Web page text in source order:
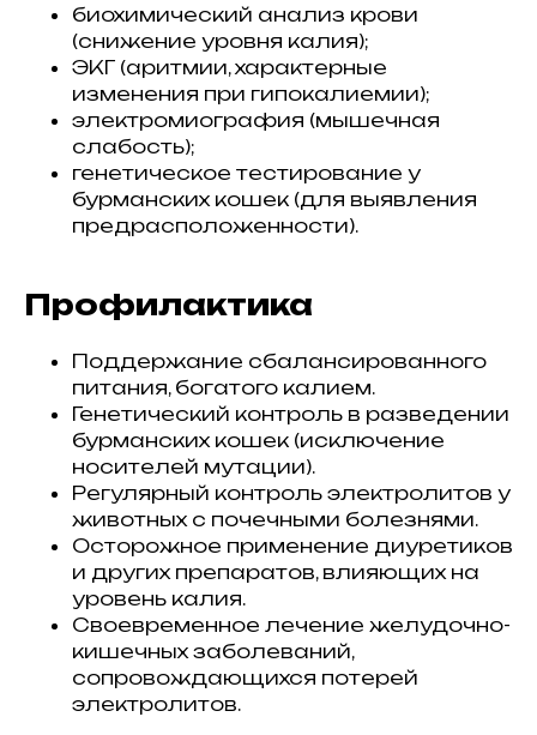
биохимический анализ крови
(снижение уровня калия);
ЭКГ (аритмии, характерные
изменения при гипокалиемии);
электромиография (мышечная
слабость);
генетическое тестирование у
бурманских кошек (для выявления
предрасположенности).
Профилактика
Поддержание сбалансированного
питания, богатого калием.
Генетический контроль в разведении
бурманских кошек (исключение
носителей мутации).
Регулярный контроль электролитов у
животных с почечными болезнями.
Осторожное применение диуретиков
и других препаратов, влияющих на
уровень калия.
Своевременное лечение желудочно-
кишечных заболеваний,
сопровождающихся потерей
электролитов.